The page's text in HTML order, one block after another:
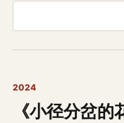
2024
《小径分岔的